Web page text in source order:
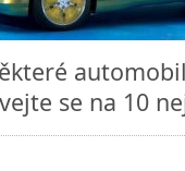
se na 10